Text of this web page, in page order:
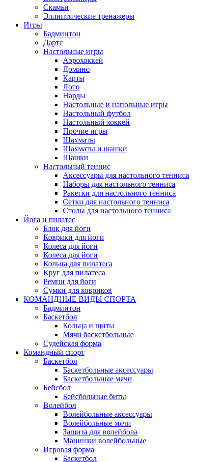
Скамьи
Эллиптические тренажеры
Игры
Бадминтон
Дартс
Настольные игры
Аэрохоккей
Домино
Карты
Лото
Нарды
Настольные и напольные игры
Настольный футбол
Настольный хоккей
Прочие игры
Шахматы
Шахматы и шашки
Шашки
Настольный теннис
Аксессуары для настольного тенниса
Наборы для настольного тенниса
Ракетки для настольного тенниса
Сетки для настольного тенниса
Столы для настольного тенниса
Йога и пилатес
Блок для йоги
Коврики для йоги
Колеса для йоги
Колеса для йоги
Кольца для пилатеса
Круг для пилатеса
Ремни для йоги
Сумки для ковриков
КОМАНДНЫЕ ВИДЫ СПОРТА
Бадминтон
Баскетбол
Кольца и щиты
Мячи баскетбольные
Судейская форма
Командный спорт
Баскетбол
Баскетбольные аксессуары
Баскетбольные мячи
Бейсбол
Бейсбольные биты
Волейбол
Волейбольные аксессуары
Волейбольные мячи
Защита для волейбола
Манишки волейбольные
Игровая форма
Баскетбол